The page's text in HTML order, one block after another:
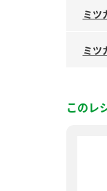
ミ
ミツ
このレ